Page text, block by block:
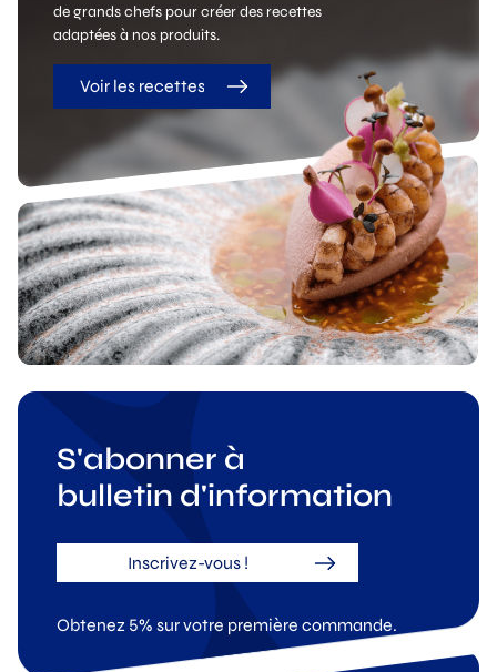
de grands chefs pour créer des recettes
adaptées à nos produits.
Voir les recettes
S'abonner à
bulletin d'information
Inscrivez-vous !
Obtenez 5% sur votre première commande.